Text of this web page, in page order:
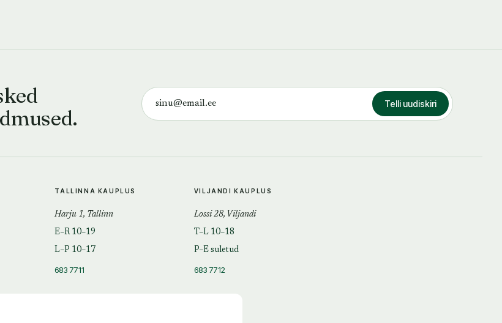
Telli uudiskiri
TALLINNA KAUPLUS
Harju 1, Tallinn
E–R 10–19
L–P 10–17
683 7711
VILJANDI KAUPLUS
Lossi 28, Viljandi
T–L 10–18
P–E suletud
683 7712